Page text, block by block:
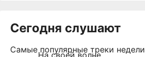
Сегодня слушают
Самые популярные треки недели
На своей волне